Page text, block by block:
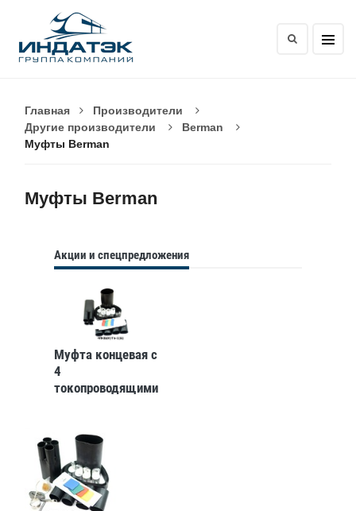
Главная
Производители
Другие производители
Berman
Муфты Berman
Муфты Berman
Акции и спецпредложения
Муфта концевая с
4
токопроводящими
4пкв(н)тп-1-
70/120(б)
(ber00119)